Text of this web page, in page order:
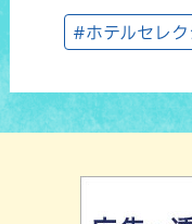
#ホテルセレ